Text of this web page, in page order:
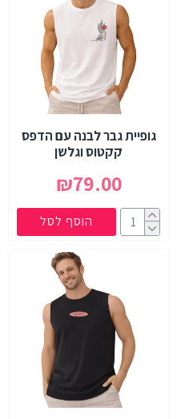
גופיית גבר לבנה עם הדפס
קקטוס וגלשן
₪79.00
הוסף לסל